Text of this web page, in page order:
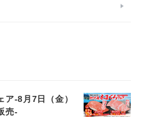
ア-8月7日（金）
売-